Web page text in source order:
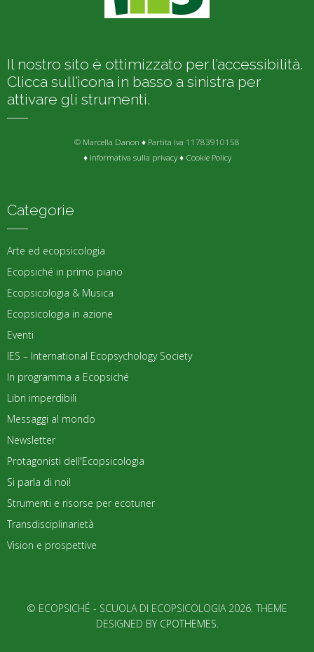
Il nostro sito è ottimizzato per l’accessibilità.
Clicca sull’icona in basso a sinistra per
attivare gli strumenti.
© Marcella Danon ♦ Partita Iva 11783910158
♦ Informativa sulla privacy♦ Cookie Policy
Categorie
Arte ed ecopsicologia
Ecopsiché in primo piano
Ecopsicologia & Musica
Ecopsicologia in azione
Eventi
IES – International Ecopsychology Society
In programma a Ecopsiché
Libri imperdibili
Messaggi al mondo
Newsletter
Protagonisti dell'Ecopsicologia
Si parla di noi!
Strumenti e risorse per ecotuner
Transdisciplinarietà
Vision e prospettive
© ECOPSICHÉ - SCUOLA DI ECOPSICOLOGIA 2026. THEME
DESIGNED BY CPOTHEMES.